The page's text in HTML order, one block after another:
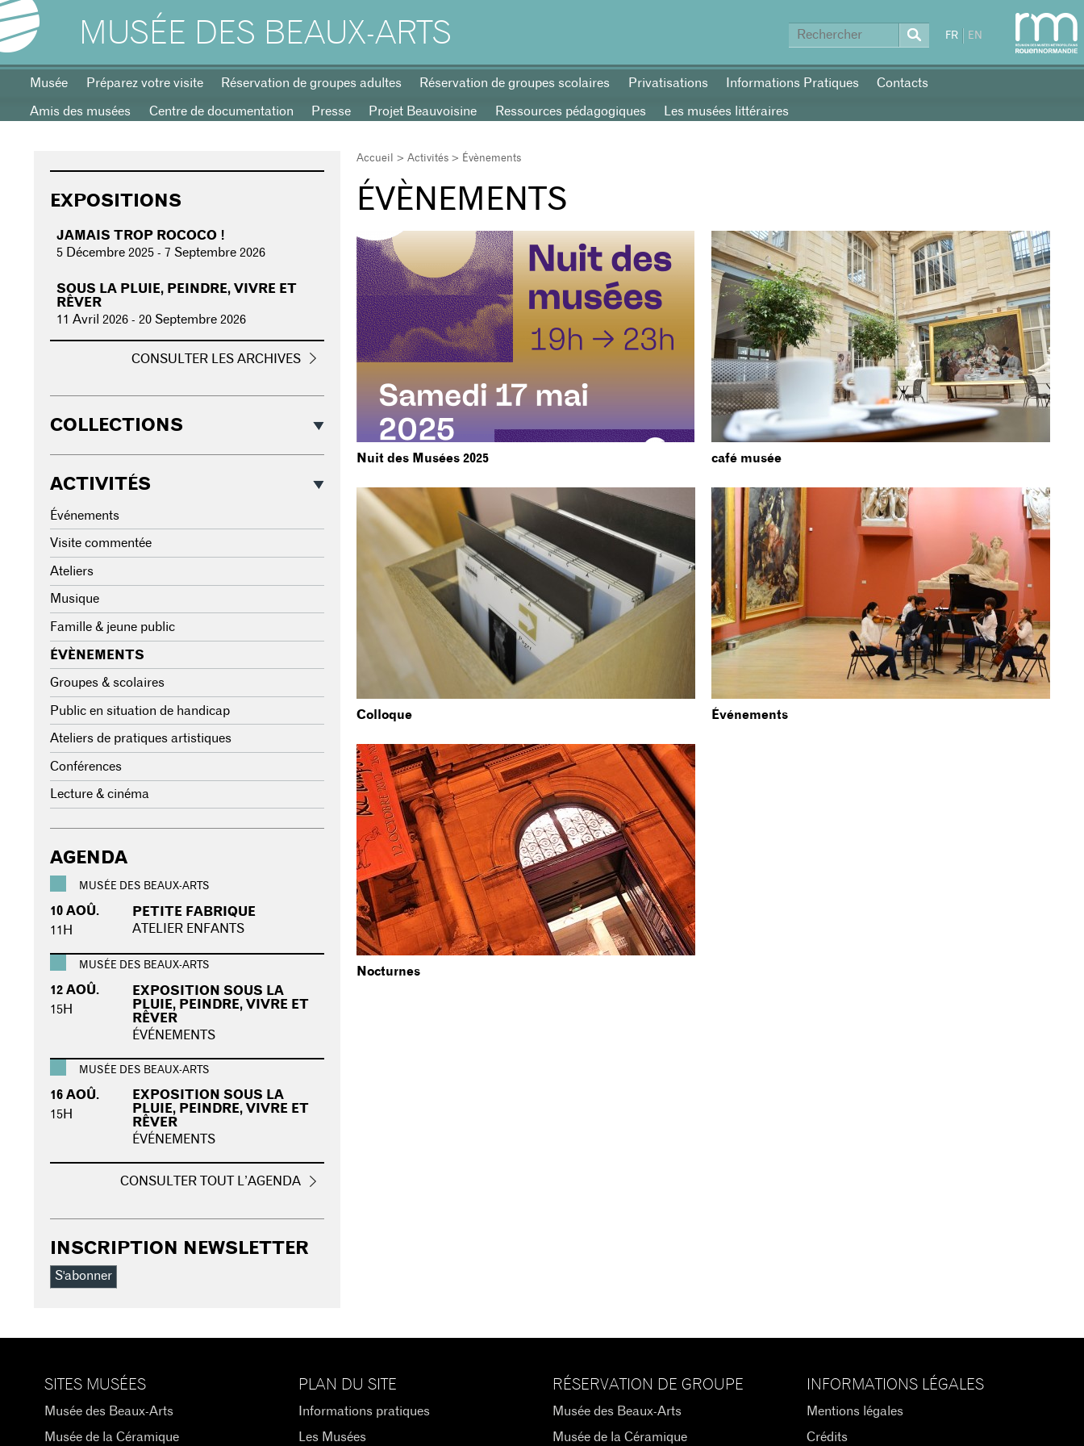
MUSÉE DES BEAUX-ARTS FR EN
Musée Préparez votre visite Réservation de groupes adultes Réservation de groupes scolaires Privatisations Informations Pratiques Contacts
Amis des musées Centre de documentation Presse Projet Beauvoisine Ressources pédagogiques Les musées littéraires
Accueil >Activités > Évènements
ÉVÈNEMENTS
Nuit des Musées 2025 café musée
Colloque Événements
Nocturnes
EXPOSITIONS
JAMAIS TROP ROCOCO !
5 Décembre 2025 - 7 Septembre 2026
SOUS LA PLUIE, PEINDRE, VIVRE ET
RÊVER
11 Avril 2026 - 20 Septembre 2026
CONSULTER LES ARCHIVES
COLLECTIONS
ACTIVITÉS
Événements
Visite commentée
Ateliers
Musique
Famille & jeune public
ÉVÈNEMENTS
Groupes & scolaires
Public en situation de handicap
Ateliers de pratiques artistiques
Conférences
Lecture & cinéma
AGENDA
MUSÉE DES BEAUX-ARTS
10 AOÛ.
11H
PETITE FABRIQUE
ATELIER ENFANTS
MUSÉE DES BEAUX-ARTS
12 AOÛ.
15H
EXPOSITION SOUS LA
PLUIE, PEINDRE, VIVRE ET
RÊVER
ÉVÉNEMENTS
MUSÉE DES BEAUX-ARTS
16 AOÛ.
15H
EXPOSITION SOUS LA
PLUIE, PEINDRE, VIVRE ET
RÊVER
ÉVÉNEMENTS
CONSULTER TOUT L’AGENDA
INSCRIPTION NEWSLETTER
S'abonner
SITES MUSÉES
Musée des Beaux-Arts
Musée de la Céramique
PLAN DU SITE
Informations pratiques
Les Musées
RÉSERVATION DE GROUPE
Musée des Beaux-Arts
Musée de la Céramique
INFORMATIONS LÉGALES
Mentions légales
Crédits